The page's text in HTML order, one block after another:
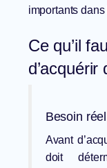
importants
Ce qu’il
d’acquérir
Besoin
Avant
doit